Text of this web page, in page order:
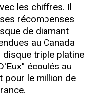
les chiffres. Il
récompenses
de diamant
au Canada
disque triple platine
écoulés au
pour le million de